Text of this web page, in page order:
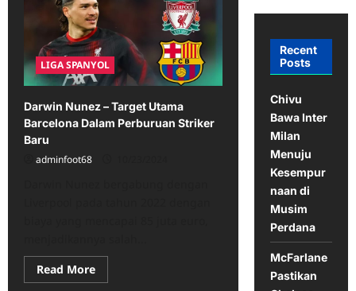
LIGA SPANYOL
Darwin Nunez – Target Utama
Barcelona Dalam Perburuan Striker
Baru
adminfoot68
Read MoreRead
more
Recent
Posts
Chivu
Bawa Inter
Milan
Menuju
Kesempur
naan di
Musim
Perdana
McFarlane
Pastikan